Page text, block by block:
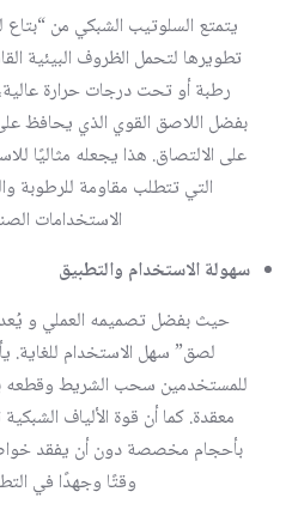
يتمتع السلوتيب الشبكي من
تطويرها لتحمل الظروف البيئية
رطبة أو تحت درجات حرارة
بفضل اللاصق القوي الذي يحافظ
على الالتصاق. هذا يجعله مثاليًا
التي تتطلب مقاومة للرطوبة
الاستخدامات
سهولة الاستخدام والتطبيق
حيث بفضل تصميمه العملي و
لصق” سهل الاستخدام للغاية.
للمستخدمين سحب الشريط وقطعه
معقدة. كما أن قوة الألياف
بأحجام مخصصة دون أن يفقد
وقتًا وجهدًا في